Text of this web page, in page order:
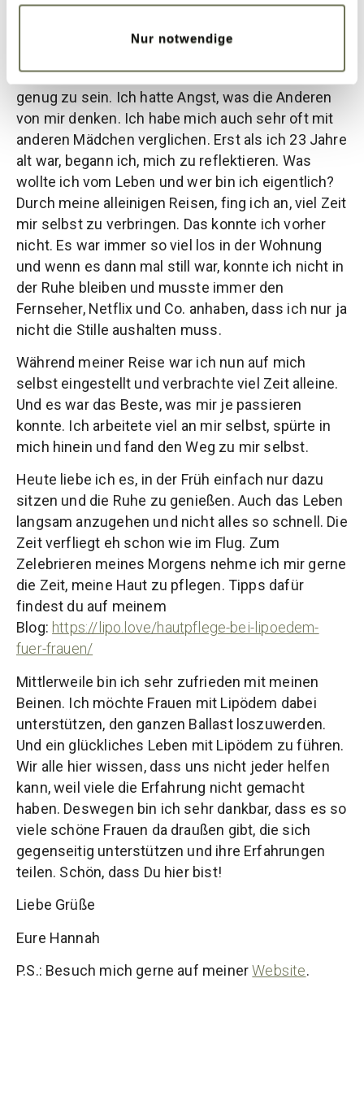
Nur notwendige
gemobbt, das hat mich sehr mitgenommen. Und
ja, es hat mein Selbstbewusstsein zerstört. Auch
wollte. Immer hatte ich das Gefühl, nicht gut
genug zu sein. Ich hatte Angst, was die Anderen
von mir denken. Ich habe mich auch sehr oft mit
anderen Mädchen verglichen. Erst als ich 23 Jahre
alt war, begann ich, mich zu reflektieren. Was
wollte ich vom Leben und wer bin ich eigentlich?
Durch meine alleinigen Reisen, fing ich an, viel Zeit
mir selbst zu verbringen. Das konnte ich vorher
nicht. Es war immer so viel los in der Wohnung
und wenn es dann mal still war, konnte ich nicht in
der Ruhe bleiben und musste immer den
Fernseher, Netflix und Co. anhaben, dass ich nur ja
nicht die Stille aushalten muss.
Während meiner Reise war ich nun auf mich
selbst eingestellt und verbrachte viel Zeit alleine.
Und es war das Beste, was mir je passieren
konnte. Ich arbeitete viel an mir selbst, spürte in
mich hinein und fand den Weg zu mir selbst.
Heute liebe ich es, in der Früh einfach nur dazu
sitzen und die Ruhe zu genießen. Auch das Leben
langsam anzugehen und nicht alles so schnell. Die
Zeit verfliegt eh schon wie im Flug. Zum
Zelebrieren meines Morgens nehme ich mir gerne
die Zeit, meine Haut zu pflegen. Tipps dafür
findest du auf meinem
Blog: https://lipo.love/hautpflege-bei-lipoedem-
fuer-frauen/
Mittlerweile bin ich sehr zufrieden mit meinen
Beinen. Ich möchte Frauen mit Lipödem dabei
unterstützen, den ganzen Ballast loszuwerden.
Und ein glückliches Leben mit Lipödem zu führen.
Wir alle hier wissen, dass uns nicht jeder helfen
kann, weil viele die Erfahrung nicht gemacht
haben. Deswegen bin ich sehr dankbar, dass es so
viele schöne Frauen da draußen gibt, die sich
gegenseitig unterstützen und ihre Erfahrungen
teilen. Schön, dass Du hier bist!
Liebe Grüße
Eure Hannah
P.S.: Besuch mich gerne auf meinerWebsite.